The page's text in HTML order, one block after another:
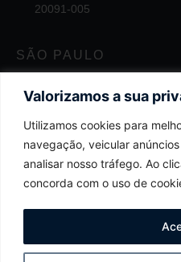
Valorizamos a sua
Utilizamos cookies para
navegação, veicular
analisar nosso tráfego. Ao
concorda com o uso de
20091-005
SÃO PAULO
+55 11 2124-3747
contato@bsalawbr.com
Av. Juscelino Kubitschek,
4.º andar
04543-011